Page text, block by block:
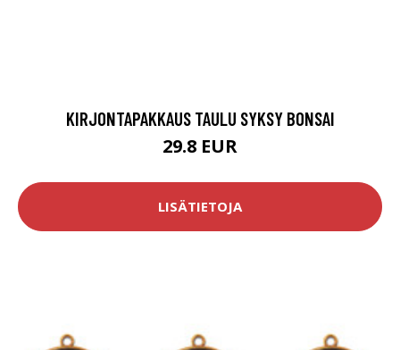
KIRJONTAPAKKAUS TAULU SYKSY BONSAI
29.8 EUR
LISÄTIETOJA